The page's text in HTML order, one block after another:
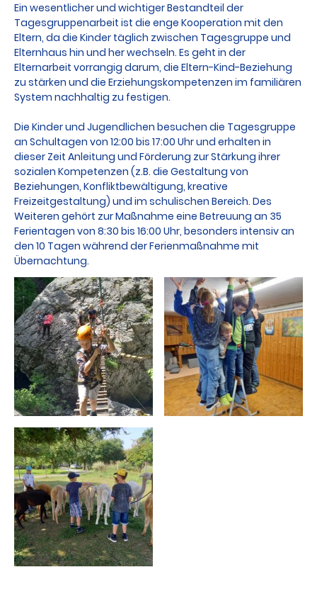
Ein wesentlicher und wichtiger Bestandteil der
Tagesgruppenarbeit ist die enge Kooperation mit den
Eltern, da die Kinder täglich zwischen Tagesgruppe und
Elternhaus hin und her wechseln. Es geht in der
Elternarbeit vorrangig darum, die Eltern-Kind-Beziehung
zu stärken und die Erziehungskompetenzen im familiären
System nachhaltig zu festigen.
Die Kinder und Jugendlichen besuchen die Tagesgruppe
an Schultagen von 12:00 bis 17:00 Uhr und erhalten in
dieser Zeit Anleitung und Förderung zur Stärkung ihrer
sozialen Kompetenzen (z.B. die Gestaltung von
Beziehungen, Konfliktbewältigung, kreative
Freizeitgestaltung) und im schulischen Bereich. Des
Weiteren gehört zur Maßnahme eine Betreuung an 35
Ferientagen von 8:30 bis 16:00 Uhr, besonders intensiv an
den 10 Tagen während der Ferienmaßnahme mit
Übernachtung.